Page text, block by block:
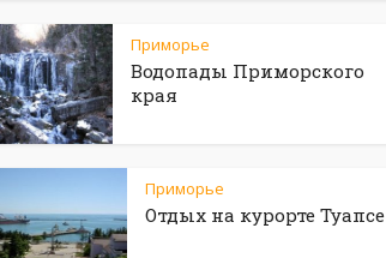
Приморье
Водопады Приморского
края
Приморье
Отдых на курорте Туапсе